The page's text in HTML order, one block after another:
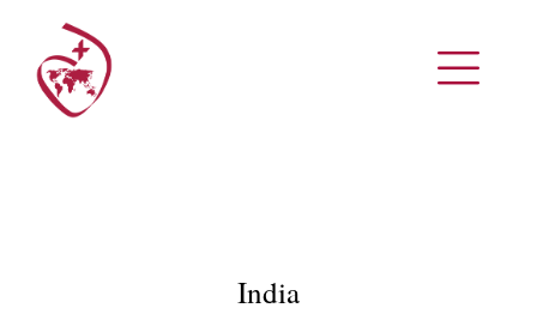
India